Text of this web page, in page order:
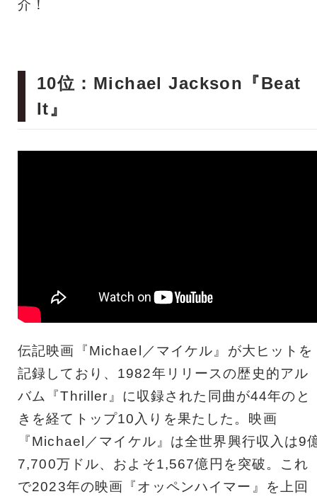
介！
10位：Michael Jackson『Beat
It』
伝記映画『Michael／マイケル』が大ヒットを
記録しており、1982年リリースの歴史的アル
バム『Thriller』に収録された同曲が44年のと
きを経てトップ10入りを果たした。映画
『Michael／マイケル』は全世界興行収入は9
7,700万ドル、およそ1,567億円を突破。これ
で2023年の映画『オッペンハイマー』を上回